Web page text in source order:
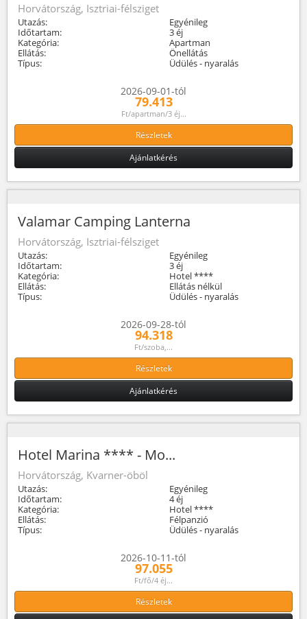
Horvátország, Isztriai-félsziget
Utazás:
Egyénileg
Időtartam:
3 éj
Kategória:
Apartman
Ellátás:
Önellátás
Típus:
Üdülés - nyaralás
2026-09-01-tól
79.413
Ft/apartman/3 éj...
Részletek
Ajánlatkérés
Valamar Camping Lanterna
Horvátország, Isztriai-félsziget
Utazás:
Egyénileg
Időtartam:
3 éj
Kategória:
Hotel ****
Ellátás:
Ellátás nélkül
Típus:
Üdülés - nyaralás
2026-09-28-tól
94.318
Ft/szoba,...
Részletek
Ajánlatkérés
Hotel Marina **** - Mo...
Horvátország, Kvarner-öböl
Utazás:
Egyénileg
Időtartam:
4 éj
Kategória:
Hotel ****
Ellátás:
Félpanzió
Típus:
Üdülés - nyaralás
2026-10-11-tól
97.055
Ft/fő/4 éj...
Részletek